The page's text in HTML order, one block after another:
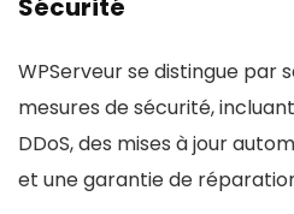
Sécurité
WPServeur se distingue par
mesures de sécurité,
DDoS, des mises à jour
et une garantie de